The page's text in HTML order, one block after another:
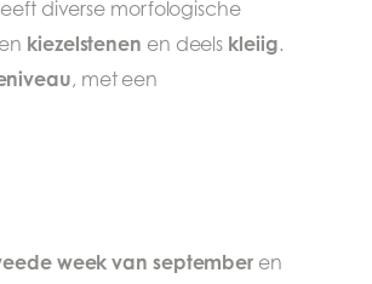
diverse morfologische
en kiezelstenen en deels kleiig.
, met een
week van september en